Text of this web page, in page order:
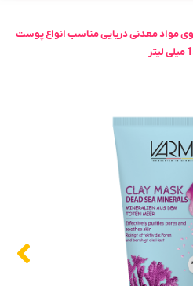
معدنی دریایی مناسب انواع پوست